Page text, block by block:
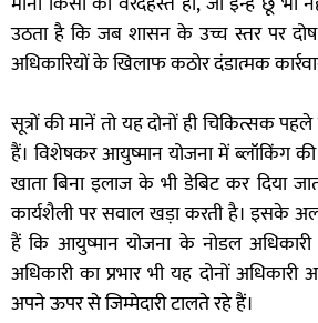
उठता है कि जब शासन के उच्च स्तर पर
अधिकारियों के खिलाफ कठोर दंडात्मक
सूत्रों की मानें तो यह दोनों ही चिकित्सक
हैं। विशेषकर आयुष्मान योजना में ब्लॉकिंग की
खाता बिना इलाज के भी डेबिट कर दिया
कार्यशैली पर सवाल खड़ा करती है। इसके
हैं कि आयुष्मान योजना के नोडल अधिकारी
अधिकारी का प्रभार भी यह दोनों
अपने ऊपर से जिम्मेदारी टालते रहे हैं।